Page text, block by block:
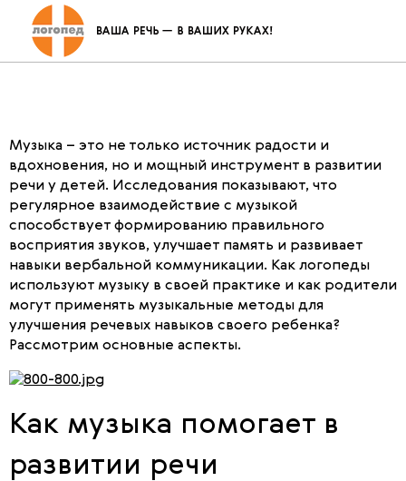
Влияние музыки на развитие речи
у детей: советы от логопедов
Музыка – это не только источник радости и
вдохновения, но и мощный инструмент в развитии
речи у детей. Исследования показывают, что
регулярное взаимодействие с музыкой
способствует формированию правильного
восприятия звуков, улучшает память и развивает
навыки вербальной коммуникации. Как логопеды
используют музыку в своей практике и как родители
могут применять музыкальные методы для
улучшения речевых навыков своего ребенка?
Рассмотрим основные аспекты.
Как музыка помогает в
развитии речи